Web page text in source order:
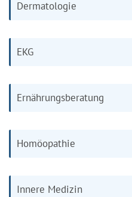
Dermatologie
EKG
Ernährungsberatung
Homöopathie
Innere Medizin